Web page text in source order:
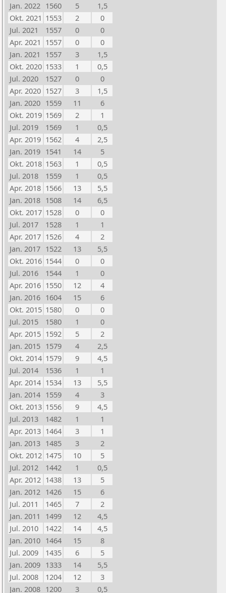
Jan. 2022 1560 5
1,5
Okt. 2021 1553 2
0
Jul. 2021
1557 0
0
Apr. 2021 1557 0
0
Jan. 2021
1557 3
1,5
Okt. 2020 1533 1
0,5
Jul. 2020
1527 0
0
Apr. 2020 1527 3
1,5
Jan. 2020 1559 11
6
Okt. 2019 1569 2
1
Jul. 2019
1569 1
0,5
Apr. 2019 1562 4
2,5
Jan. 2019 1541 14
5
Okt. 2018 1563 1
0,5
Jul. 2018
1559 1
0,5
Apr. 2018 1566 13
5,5
Jan. 2018 1508 14
6,5
Okt. 2017 1528 0
0
Jul. 2017
1528 1
1
Apr. 2017 1526 4
2
Jan. 2017 1522 13
5,5
Okt. 2016 1544 0
0
Jul. 2016
1544 1
0
Apr. 2016 1550 12
4
Jan. 2016 1604 15
6
Okt. 2015 1580 0
0
Jul. 2015
1580 1
0
Apr. 2015 1592 5
2
Jan. 2015 1579 4
2,5
Okt. 2014 1579 9
4,5
Jul. 2014
1536 1
1
Apr. 2014 1534 13
5,5
Jan. 2014 1559 4
3
Okt. 2013 1556 9
4,5
Jul. 2013
1482 1
1
Apr. 2013 1464 3
1
Jan. 2013 1485 3
2
Okt. 2012 1475 10
5
Jul. 2012
1442 1
0,5
Apr. 2012 1438 13
5
Jan. 2012 1426 15
6
Jul. 2011
1465 7
2
Jan. 2011
1499 12
4,5
Jul. 2010
1422 14
4,5
Jan. 2010 1464 15
8
Jul. 2009
1435 6
5
Jan. 2009 1333 14
5,5
Jul. 2008
1204 12
3
Jan. 2008 1200 3 0,5